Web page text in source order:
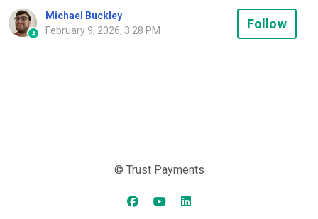
Michael Buckley
February 9, 2026, 3:28 PM
Follow
© Trust Payments